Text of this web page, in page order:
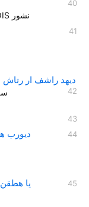
دوش یم لاعفریغ OIS شوماخ دوش یم لاعف OIS نشور
دیهد راشف ار رتاش
دیورب
یا